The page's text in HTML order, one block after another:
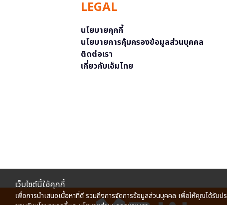
LEGAL
นโยบายคุกกี้
นโยบายการคุ้มครองข้อมูลส่วนบุคคล
ติดต่อเรา
เกี่ยวกับเอ็มไทย
เว็บไซต์นี้ใช้คุกกี้
เพื่อการนำเสนอเนื้อหาที่ดี รวมถึงการจัดการข้อมูลส่วนบุคคล เพื่อให้คุณได้รับ